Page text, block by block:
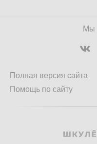
Мы
Полная версия сайта
Помощь по сайту